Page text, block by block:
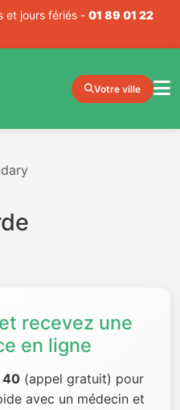
et jours fériés - 01 89 01 22
Votre ville
recevez une
en ligne
40(appel gratuit) pour
avec un médecin et